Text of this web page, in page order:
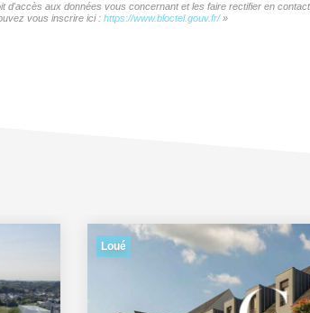
aux données vous concernant et les faire rectifier en
vous inscrire ici : https://www.bloctel.gouv.fr/»
Loué